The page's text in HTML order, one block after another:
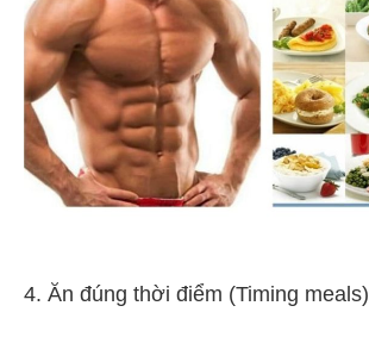
4. Ăn đúng thời điểm (Timing meals)